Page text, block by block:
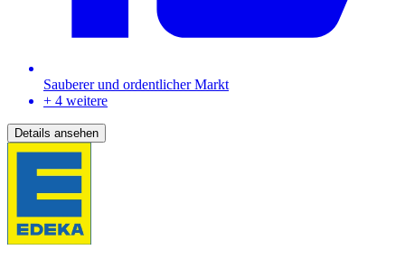
Sauberer und ordentlicher Markt
+ 4 weitere
Details ansehen